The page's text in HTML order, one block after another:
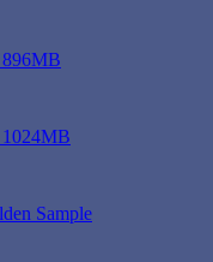
Sample